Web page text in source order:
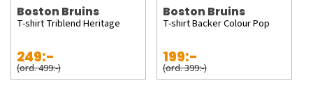
Boston Bruins
T-shirt Triblend Heritage
249:-
(ord. 499:-)
Boston Bruins
T-shirt Backer Colour Pop
199:-
(ord. 399:-)